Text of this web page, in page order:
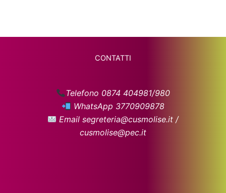
CONTATTI
Telefono 0874 404981/980
WhatsApp 3770909878
Email segreteria@cusmolise.it /
cusmolise@pec.it